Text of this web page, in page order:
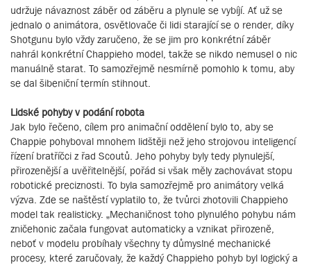
udržuje návaznost záběr od záběru a plynule se vybíjí. Ať už se
jednalo o animátora, osvětlovače či lidi starající se o render, díky
Shotgunu bylo vždy zaručeno, že se jim pro konkrétní záběr
nahrál konkrétní Chappieho model, takže se nikdo nemusel o nic
manuálně starat. To samozřejmě nesmírně pomohlo k tomu, aby
se dal šibeniční termín stihnout.
Lidské pohyby v podání robota
Jak bylo řečeno, cílem pro animační oddělení bylo to, aby se
Chappie pohyboval mnohem lidštěji než jeho strojovou inteligencí
řízení bratříčci z řad Scoutů. Jeho pohyby byly tedy plynulejší,
přirozenější a uvěřitelnější, pořád si však měly zachovávat stopu
robotické preciznosti. To byla samozřejmě pro animátory velká
výzva. Zde se naštěstí vyplatilo to, že tvůrci zhotovili Chappieho
model tak realisticky. „Mechaničnost toho plynulého pohybu nám
zničehonic začala fungovat automaticky a vznikat přirozeně,
neboť v modelu probíhaly všechny ty důmyslné mechanické
procesy, které zaručovaly, že každý Chappieho pohyb byl logický a